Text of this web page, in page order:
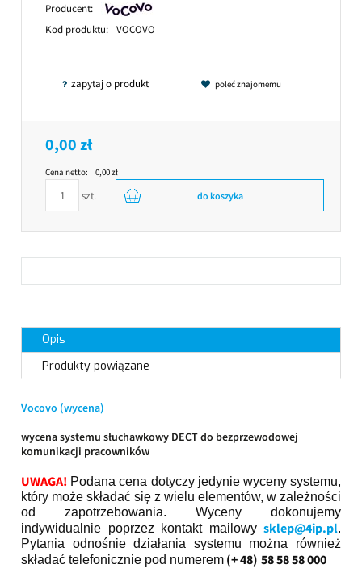
Producent:
Kod produktu: VOCOVO
zapytaj o produkt poleć znajomemu
0,00 zł
Cena netto: 0,00 zł
szt. do koszyka
Opis
Produkty powiązane
Vocovo (wycena)
wycena systemu słuchawkowy DECT do bezprzewodowej
komunikacji pracowników
UWAGA! Podana cena dotyczy jedynie wyceny systemu,
który może składać się z wielu elementów, w zależności
od zapotrzebowania. Wyceny dokonujemy
indywidualnie poprzez kontakt mailowy sklep@4ip.pl.
Pytania odnośnie działania systemu można również
składać telefonicznie pod numerem (+ 48) 58 58 58 000